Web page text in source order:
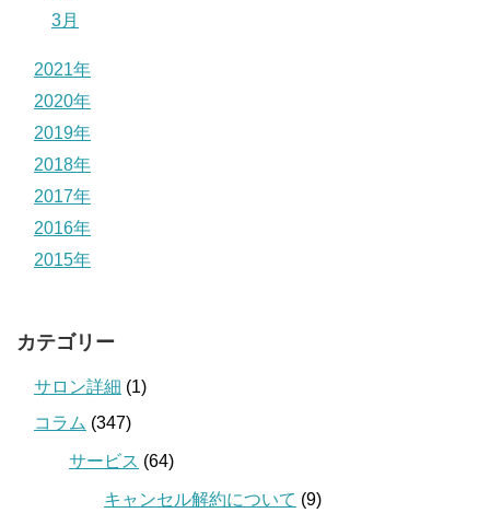
3月
2021年
2020年
2019年
2018年
2017年
2016年
2015年
カテゴリー
サロン詳細 (1)
コラム (347)
サービス (64)
キャンセル解約について (9)